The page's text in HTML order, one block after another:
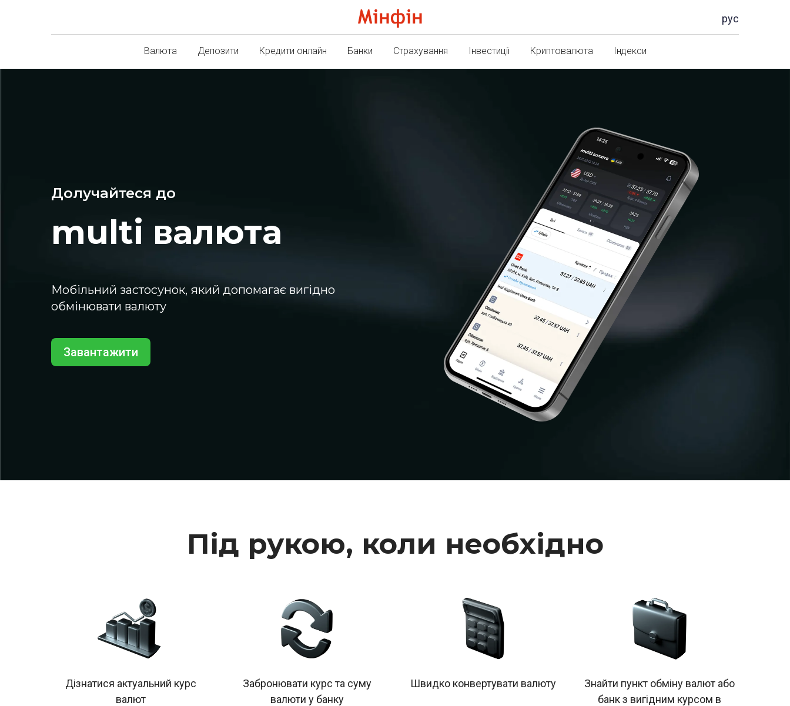
рус
Валюта Депозити Кредити онлайн Банки Страхування Інвестиції Криптовалюта Індекси
Долучайтеся до
multi валюта
Мобільний застосунок, який допомагає вигідно
обмінювати валюту
Завантажити
Під рукою, коли необхідно
Дізнатися актуальний курс
валют
Забронювати курс та суму
валюти у банку
Швидко конвертувати валюту
Знайти пункт обміну валют або
банк з вигідним курсом в